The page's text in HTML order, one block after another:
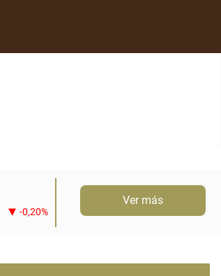
-0,20%
Ver más